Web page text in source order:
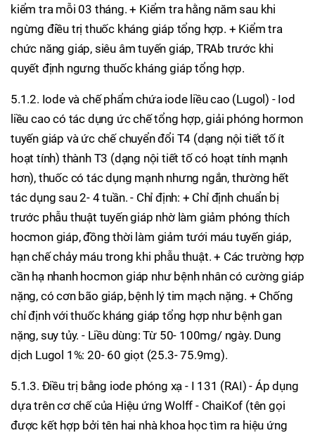
kiểm tra mỗi 03 tháng. + Kiểm tra hằng năm sau khi
ngừng điều trị thuốc kháng giáp tổng hợp. + Kiểm tra
chức năng giáp, siêu âm tuyến giáp, TRAb trước khi
quyết định ngưng thuốc kháng giáp tổng hợp.
5.1.2. Iode và chế phẩm chứa iode liều cao (Lugol) - Iod
liều cao có tác dụng ức chế tổng hợp, giải phóng hormon
tuyến giáp và ức chế chuyển đổi T4 (dạng nội tiết tố ít
hoạt tính) thành T3 (dạng nội tiết tố có hoạt tính mạnh
hơn), thuốc có tác dụng mạnh nhưng ngắn, thường hết
tác dụng sau 2- 4 tuần. - Chỉ định: + Chỉ định chuẩn bị
trước phẫu thuật tuyến giáp nhờ làm giảm phóng thích
hocmon giáp, đồng thời làm giảm tưới máu tuyến giáp,
hạn chế chảy máu trong khi phẫu thuật. + Các trường hợp
cần hạ nhanh hocmon giáp như bệnh nhân có cường giáp
nặng, có cơn bão giáp, bệnh lý tim mạch nặng. + Chống
chỉ định với thuốc kháng giáp tổng hợp như bệnh gan
nặng, suy tủy. - Liều dùng: Từ 50- 100mg/ ngày. Dung
dịch Lugol 1%: 20- 60 giọt (25.3- 75.9mg).
5.1.3. Điều trị bằng iode phóng xạ - I 131 (RAI) - Áp dụng
dựa trên cơ chế của Hiệu ứng Wolff - ChaiKof (tên gọi
được kết hợp bởi tên hai nhà khoa học tìm ra hiệu ứng